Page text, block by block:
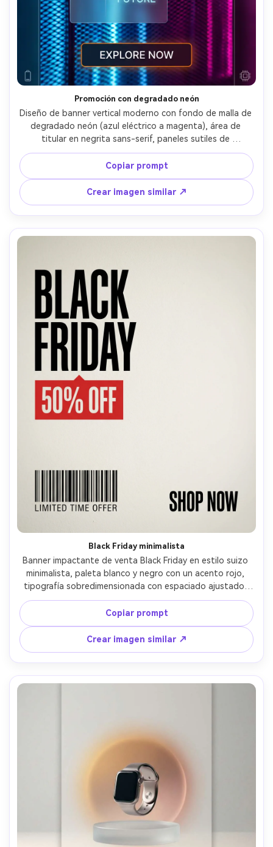
Promoción con degradado neón
Diseño de banner vertical moderno con fondo de malla de
degradado neón (azul eléctrico a magenta), área de
titular en negrita sans-serif, paneles sutiles de
glassmorfismo, disposición de cuadrícula limpia, marcador
de botón CTA de alto contraste, iconos minimalistas,
ambiente de marca tecnológica premium, bordes
definidos, apariencia vectorial ultra nítida, listo para
impresión, sin marca de agua, lente 85mm, poca
profundidad de campo, iluminación suave y
cinematográfica --ar 4:5
Copiar prompt
Crear imagen similar ↗
Black Friday minimalista
Banner impactante de venta Black Friday en estilo suizo
minimalista, paleta blanco y negro con un acento rojo,
tipografía sobredimensionada con espaciado ajustado,
bloque de precio, líneas tipo código de barras, jerarquía
fuerte, mucho espacio negativo, acabado de cartel
vectorial limpio, nítido y legible, sin marca de agua, lente
85mm, poca profundidad de campo, iluminación suave
cinematográfica --ar 4:5
Copiar prompt
Crear imagen similar ↗